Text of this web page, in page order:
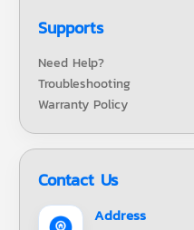
Supports
Need Help?
Troubleshooting
Warranty Policy
Contact Us
Address